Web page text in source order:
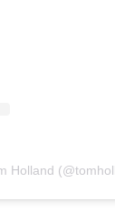
Holland